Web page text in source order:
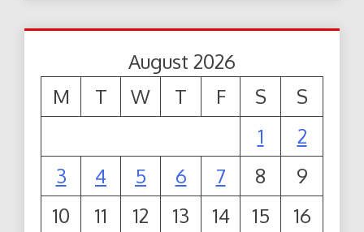
August 2026
M
T W T F S
S
1
2
3
4 5 6 7 8
9
10
11 12 13 14 15
16